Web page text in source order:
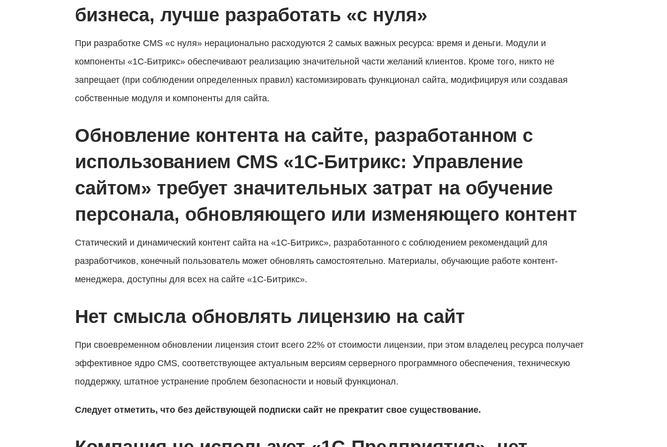
бизнеса, лучше разработать «с нуля»
При разработке CMS «с нуля» нерационально расходуются 2 самых важных ресурса: время и деньги. Модули и
компоненты «1С-Битрикс» обеспечивают реализацию значительной части желаний клиентов. Кроме того, никто не
запрещает (при соблюдении определенных правил) кастомизировать функционал сайта, модифицируя или создавая
собственные модуля и компоненты для сайта.
Обновление контента на сайте, разработанном с
использованием CMS «1С-Битрикс: Управление
сайтом» требует значительных затрат на обучение
персонала, обновляющего или изменяющего контент
Статический и динамический контент сайта на «1С-Битрикс», разработанного с соблюдением рекомендаций для
разработчиков, конечный пользователь может обновлять самостоятельно. Материалы, обучающие работе контент-
менеджера, доступны для всех на сайте «1С-Битрикс».
Нет смысла обновлять лицензию на сайт
При своевременном обновлении лицензия стоит всего 22% от стоимости лицензии, при этом владелец ресурса получает
эффективное ядро CMS, соответствующее актуальным версиям серверного программного обеспечения, техническую
поддержку, штатное устранение проблем безопасности и новый функционал.
Следует отметить, что без действующей подписки сайт не прекратит свое существование.